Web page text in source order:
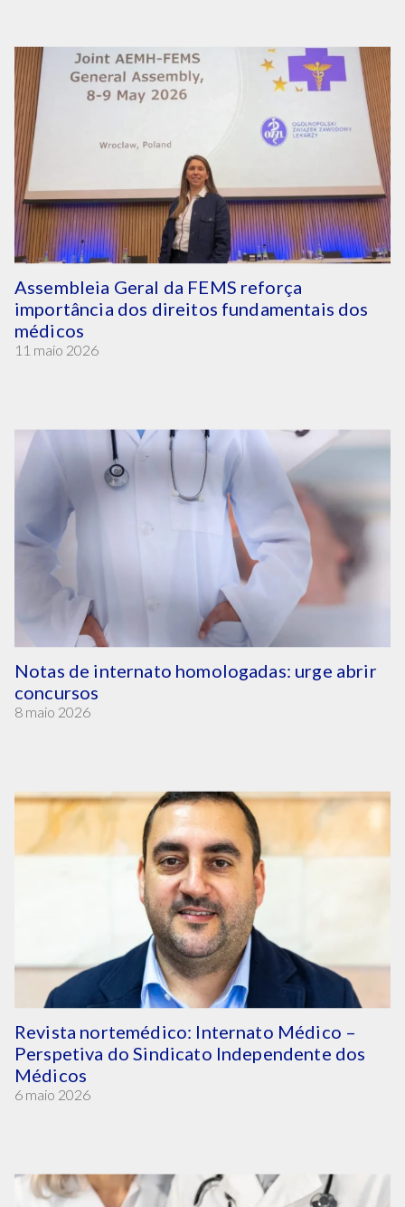
Assembleia Geral da FEMS reforça
importância dos direitos fundamentais dos
médicos
11 maio 2026
Notas de internato homologadas: urge abrir
concursos
8 maio 2026
Revista nortemédico: Internato Médico –
Perspetiva do Sindicato Independente dos
Médicos
6 maio 2026